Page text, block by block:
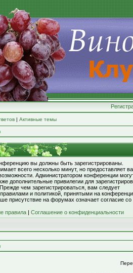
| Активные темы
вы должны быть зарегистрированы.
всего несколько минут, но предоставляет
Администратором конференции
дополнительные привилегии для
чем зарегистрироваться, вам следует
и политикой, принятыми на
присутствие на форумах означает согласие со
правила | Соглашение о конфиденциальности